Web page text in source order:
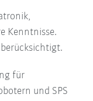
Kenntnisse.
für
und SPS